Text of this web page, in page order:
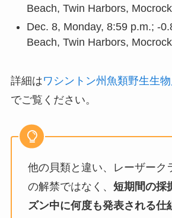
Beach, Twin Harbors,
Dec. 8, Monday, 8:59 p.m.; -
Beach, Twin Harbors,
詳細はワシントン州魚類野生生
でご覧ください。
他の貝類と違い、レーザーク
の解禁ではなく、 短期間の採
ズン中に何度も発表される仕